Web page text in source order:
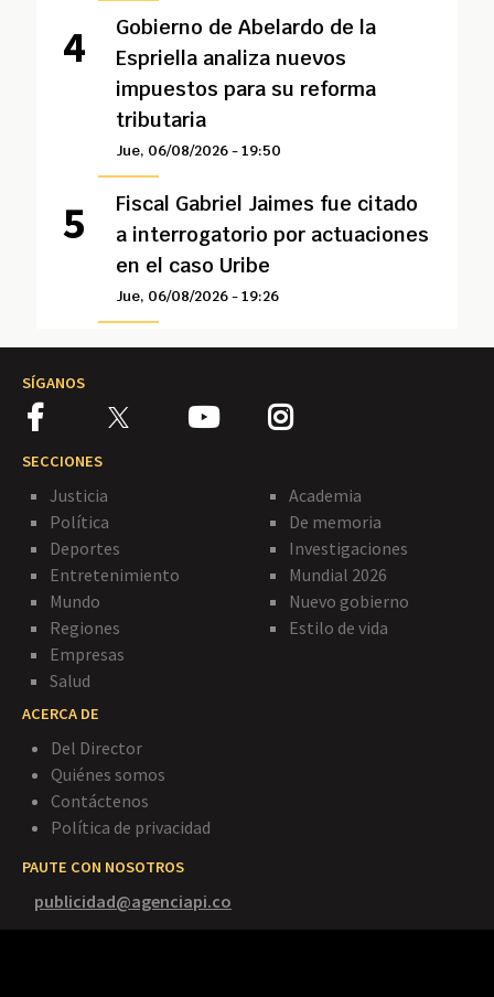
Gobierno de Abelardo de la
Espriella analiza nuevos
impuestos para su reforma
tributaria
Jue, 06/08/2026 - 19:50
Fiscal Gabriel Jaimes fue citado
a interrogatorio por actuaciones
en el caso Uribe
Jue, 06/08/2026 - 19:26
SÍGANOS
SECCIONES
Justicia
Política
Deportes
Entretenimiento
Mundo
Regiones
Empresas
Salud
Academia
De memoria
Investigaciones
Mundial 2026
Nuevo gobierno
Estilo de vida
ACERCA DE
Del Director
Quiénes somos
Contáctenos
Política de privacidad
PAUTE CON NOSOTROS
publicidad@agenciapi.co